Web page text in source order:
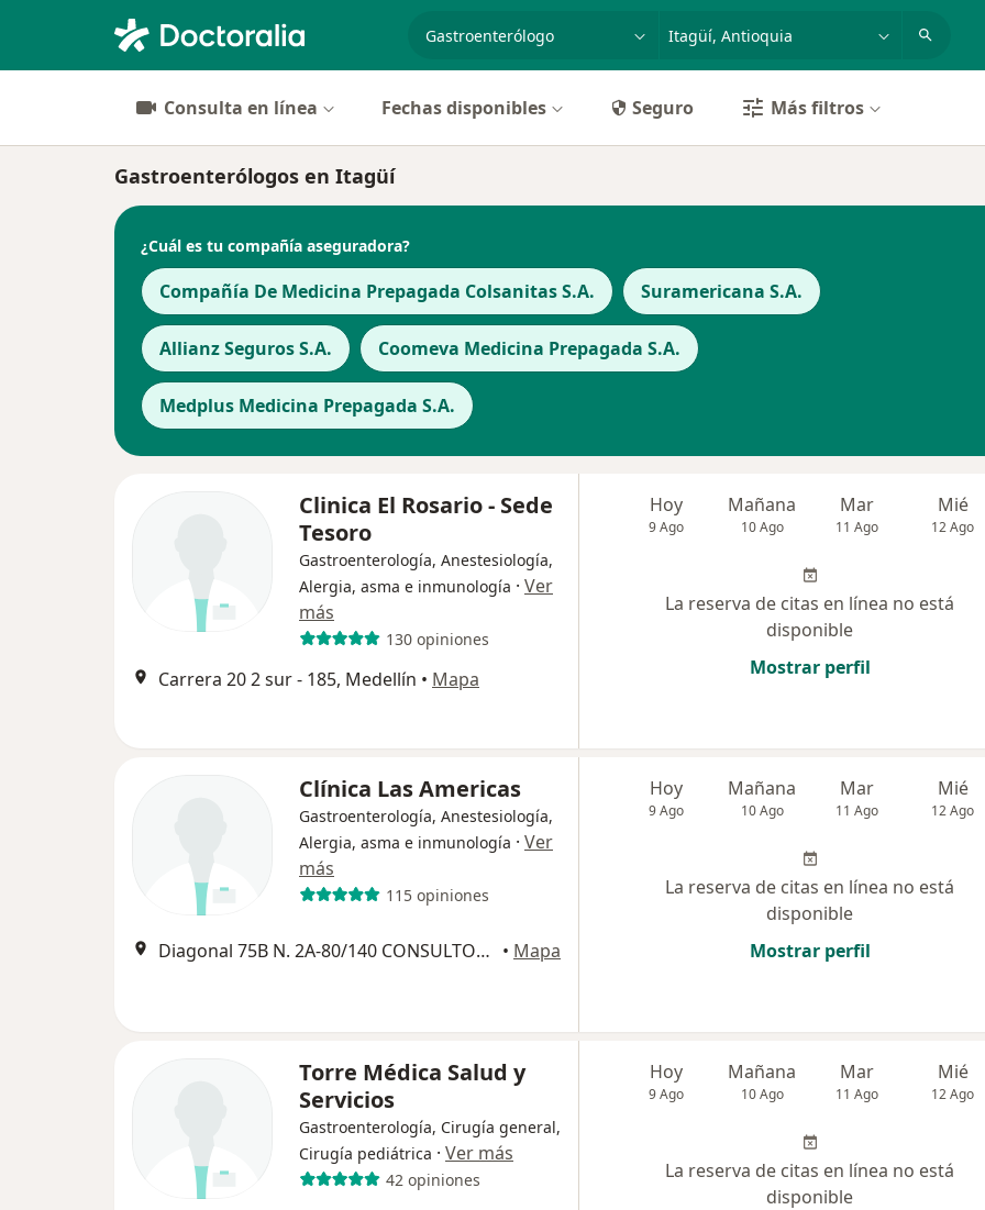
especialidad, enfermedad o nombrep. ej. Bogotá
Consulta en línea Fechas disponibles Seguro Más filtros
Gastroenterólogos en Itagüí
¿Cuál es tu compañía aseguradora?
Compañía De Medicina Prepagada Colsanitas S.A. Suramericana S.A.
Allianz Seguros S.A. Coomeva Medicina Prepagada S.A.
Medplus Medicina Prepagada S.A.
Clinica El Rosario - Sede
Tesoro
Gastroenterología, Anestesiología,
Alergia, asma e inmunología · Ver
más
130 opiniones
Carrera 20 2 sur - 185, Medellín • Mapa
Hoy
9 Ago
Mañana
10 Ago
Mar
11 Ago
Mié
12 Ago
La reserva de citas en línea no está
disponible
Mostrar perfil
Clínica Las Americas
Gastroenterología, Anestesiología,
Alergia, asma e inmunología · Ver
más
115 opiniones
Diagonal 75B N. 2A-80/140 CONSULTORIO 311, Medellín • Mapa
Hoy
9 Ago
Mañana
10 Ago
Mar
11 Ago
Mié
12 Ago
La reserva de citas en línea no está
disponible
Mostrar perfil
Torre Médica Salud y
Servicios
Gastroenterología, Cirugía general,
Cirugía pediátrica · Ver más
42 opiniones
Hoy
9 Ago
Mañana
10 Ago
Mar
11 Ago
Mié
12 Ago
La reserva de citas en línea no está
disponible